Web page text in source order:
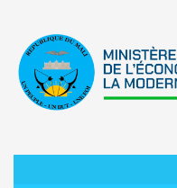
contenu